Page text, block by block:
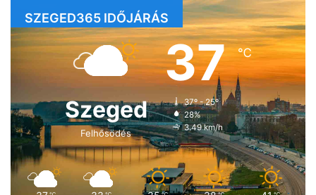
SZEGED365 IDŐJÁRÁS
Szeged
Felhősödés
37℃
37º - 25º
28%
3.49 km/h